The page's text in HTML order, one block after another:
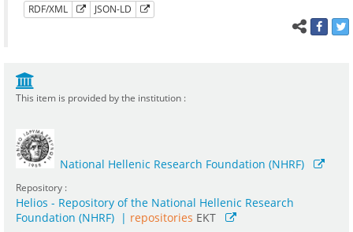
RDF/XML JSON-LD
This item is provided by the institution :
National Hellenic Research Foundation (NHRF)
Repository :
Helios - Repository of the National Hellenic Research
Foundation (NHRF) | repositories EKT